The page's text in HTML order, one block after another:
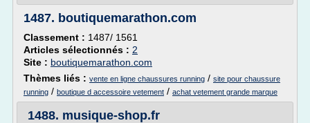
1487. boutiquemarathon.com
Classement : 1487/ 1561
Articles sélectionnés : 2
Site : boutiquemarathon.com
Thèmes liés : vente en ligne chaussures running / site pour chaussure
running / boutique d accessoire vetement / achat vetement grande marque
1488. musique-shop.fr